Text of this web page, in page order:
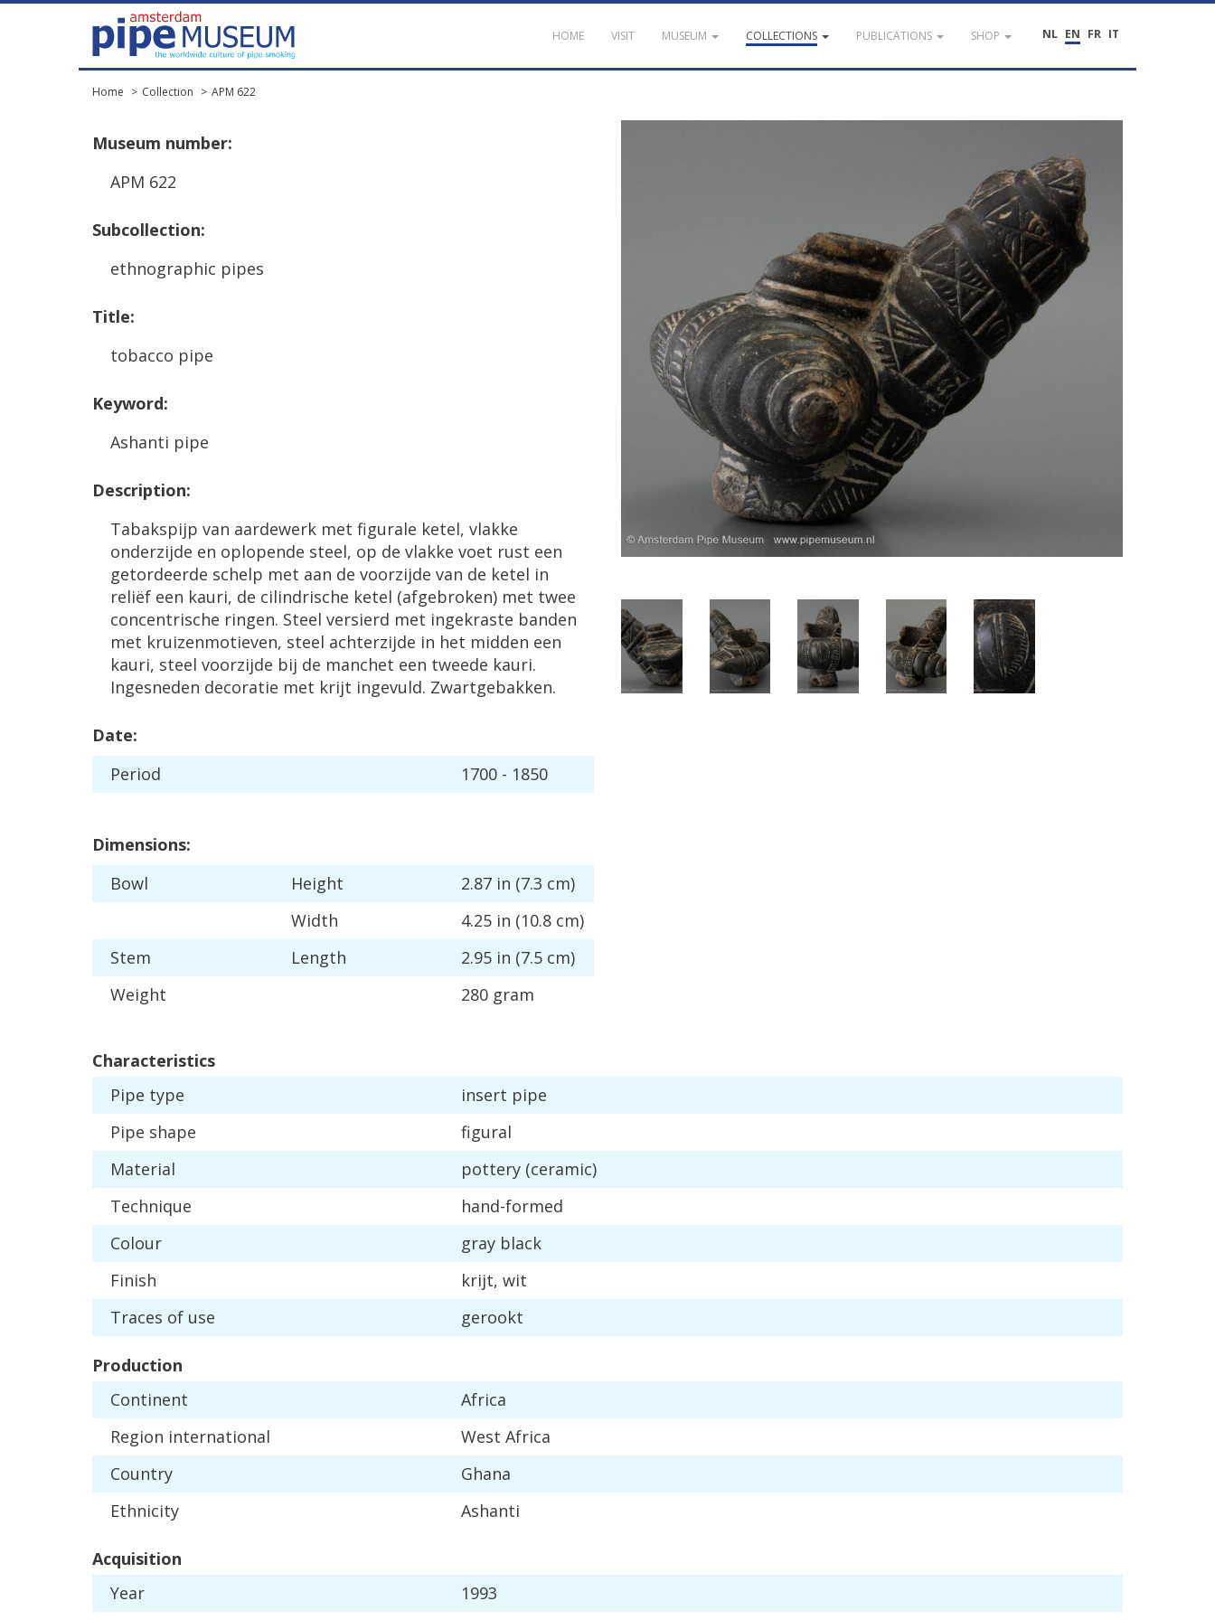
NL EN FR IT
HOME VISIT MUSEUM COLLECTIONS PUBLICATIONS SHOP
Home Collection APM 622
Museum number:
APM 622
Subcollection:
ethnographic pipes
Title:
tobacco pipe
Keyword:
Ashanti pipe
Description:
Tabakspijp van aardewerk met figurale ketel, vlakke
onderzijde en oplopende steel, op de vlakke voet rust een
getordeerde schelp met aan de voorzijde van de ketel in
reliëf een kauri, de cilindrische ketel (afgebroken) met twee
concentrische ringen. Steel versierd met ingekraste banden
met kruizenmotieven, steel achterzijde in het midden een
kauri, steel voorzijde bij de manchet een tweede kauri.
Ingesneden decoratie met krijt ingevuld. Zwartgebakken.
Date:
Period
1700 - 1850
Dimensions:
Bowl
Height 2.87 in (7.3 cm)
Width
4.25 in (10.8 cm)
Stem
Length 2.95 in (7.5 cm)
Weight
280 gram
Characteristics
Pipe type insert pipe
Pipe shape
figural
Material
pottery (ceramic)
Technique
hand-formed
Colour
gray black
Finish
krijt, wit
Traces of use gerookt
Production
Continent
Africa
Region international West Africa
Country
Ghana
Ethnicity
Ashanti
Acquisition
Year
1993